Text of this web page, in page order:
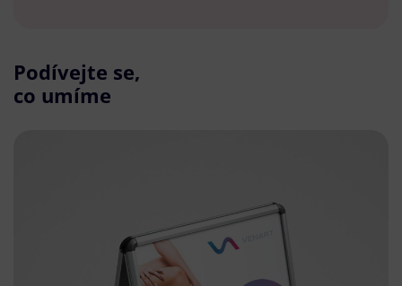
Podívejte se,
co umíme